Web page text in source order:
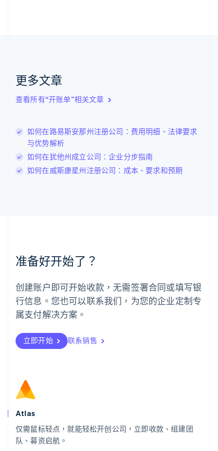
更多文章
查看所有“开账单”相关文章
如何在路易斯安那州注册公司：费用明细、法律要求
与优势解析
如何在犹他州成立公司：企业分步指南
如何在威斯康星州注册公司：成本、要求和预期
准备好开始了？
创建账户即可开始收款，无需签署合同或填写银
行信息。您也可以联系我们，为您的企业定制专
属支付解决方案。
立即开始 联系销售
Atlas
仅需鼠标轻点，就能轻松开创公司，立即收款、组建团
队、募资启航。
English Italiano
拉脱维亚
立陶宛
DeutschEnglish
卢森堡
罗马尼亚
English
挪威
葡萄牙
Português English
日本
日本語English
瑞典
瑞士
DeutschFrançais
English
斯洛文尼亚
泰国
ไทยEnglish
希腊
English